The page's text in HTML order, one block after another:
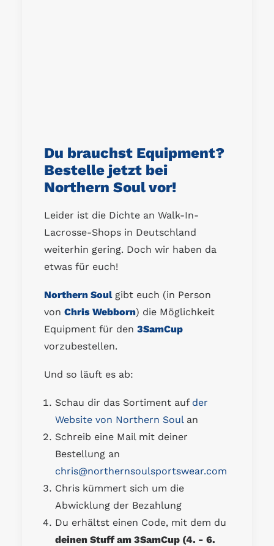
Du brauchst Equipment?
Bestelle jetzt bei
Northern Soul vor!
Leider ist die Dichte an Walk-In-
Lacrosse-Shops in Deutschland
weiterhin gering. Doch wir haben da
etwas für euch!
Northern Soulgibt euch (in Person
von Chris Webborn) die Möglichkeit
Equipment für den 3SamCup
vorzubestellen.
Und so läuft es ab:
Schau dir das Sortiment auf der
Website von Northern Soulan
Schreib eine Mail mit deiner
Bestellung an
chris@northernsoulsportswear.com
Chris kümmert sich um die
Abwicklung der Bezahlung
Du erhältst einen Code, mit dem du
deinen Stuff am 3SamCup (4. - 6.